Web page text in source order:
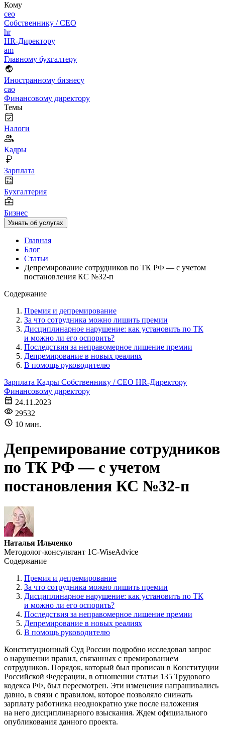
Кому
ceo
Собственнику / CEO
hr
HR-Директору
am
Главному бухгалтеру
Иностранному бизнесу
cao
Финансовому директору
Темы
Налоги
Кадры
Зарплата
Бухгалтерия
Бизнес
Узнать об услугах
Главная
Блог
Статьи
Депремирование сотрудников по ТК РФ — с учетом
постановления КС №32-п
Содержание
Премия и депремирование
За что сотрудника можно лишить премии
Дисциплинарное нарушение: как установить по ТК
и можно ли его оспорить?
Последствия за неправомерное лишение премии
Депремирование в новых реалиях
В помощь руководителю
Зарплата Кадры Собственнику / CEO HR-Директору
Финансовому директору
24.11.2023
29532
10 мин.
Депремирование сотрудников
по ТК РФ — с учетом
постановления КС №32-п
Наталья Ильченко
Методолог-консультант 1C-WiseAdvice
Содержание
Премия и депремирование
За что сотрудника можно лишить премии
Дисциплинарное нарушение: как установить по ТК
и можно ли его оспорить?
Последствия за неправомерное лишение премии
Депремирование в новых реалиях
В помощь руководителю
Конституционный Суд России подробно исследовал запрос
о нарушении правил, связанных с премированием
сотрудников. Порядок, который был прописан в Конституции
Российской Федерации, в отношении статьи 135 Трудового
кодекса РФ, был пересмотрен. Эти изменения напрашивались
давно, в связи с правилом, которое позволяло снижать
зарплату работника неоднократно уже после наложения
на него дисциплинарного взыскания. Ждем официального
опубликования данного проекта.